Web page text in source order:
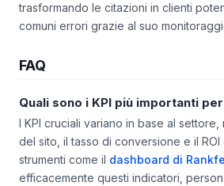
Rankfender offre strumenti avanzati
trasformando le citazioni in clienti
Quali sono i KPI più importanti
I KPI cruciali variano in base al
del sito, il tasso di conversione e il
strumenti come ildashboard di